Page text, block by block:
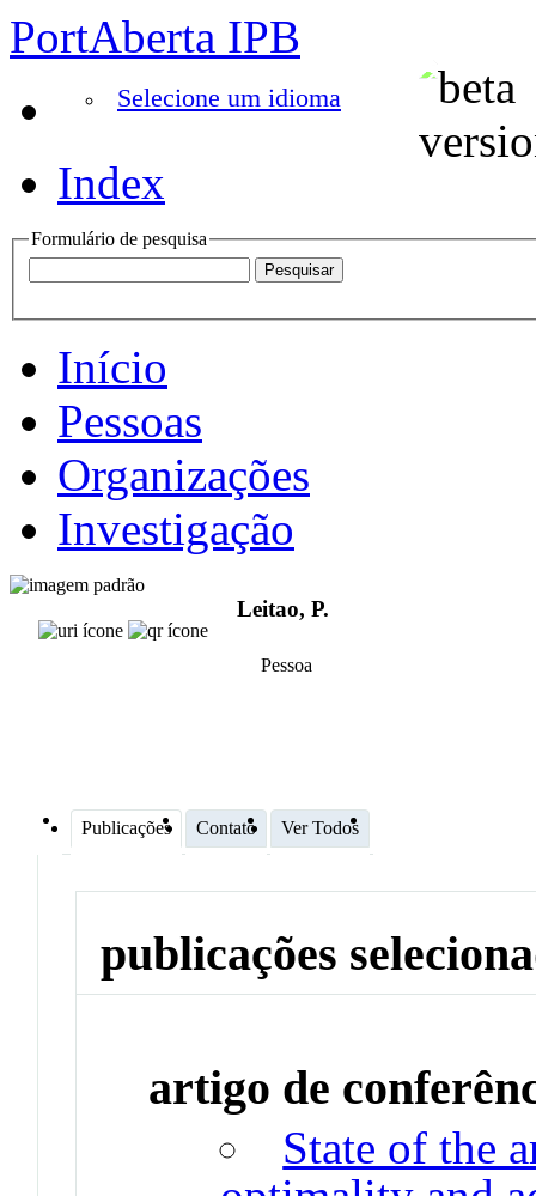
PortAberta IPB
Selecione um idioma
Index
Formulário de pesquisa
Início
Pessoas
Organizações
Investigação
Leitao, P.
Pessoa
Publicações Contato Ver Todos
publicações
artigo de
State of the